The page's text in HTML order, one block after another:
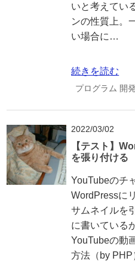
いと考えてい
ンの性質上。
い場合に…
続きを読む
プログラム 開
2022/03/02
【テスト】
を張り付ける
YouTubeのチ
WordPressに
サムネイルを
に書いている
YouTubeの動
方法（by